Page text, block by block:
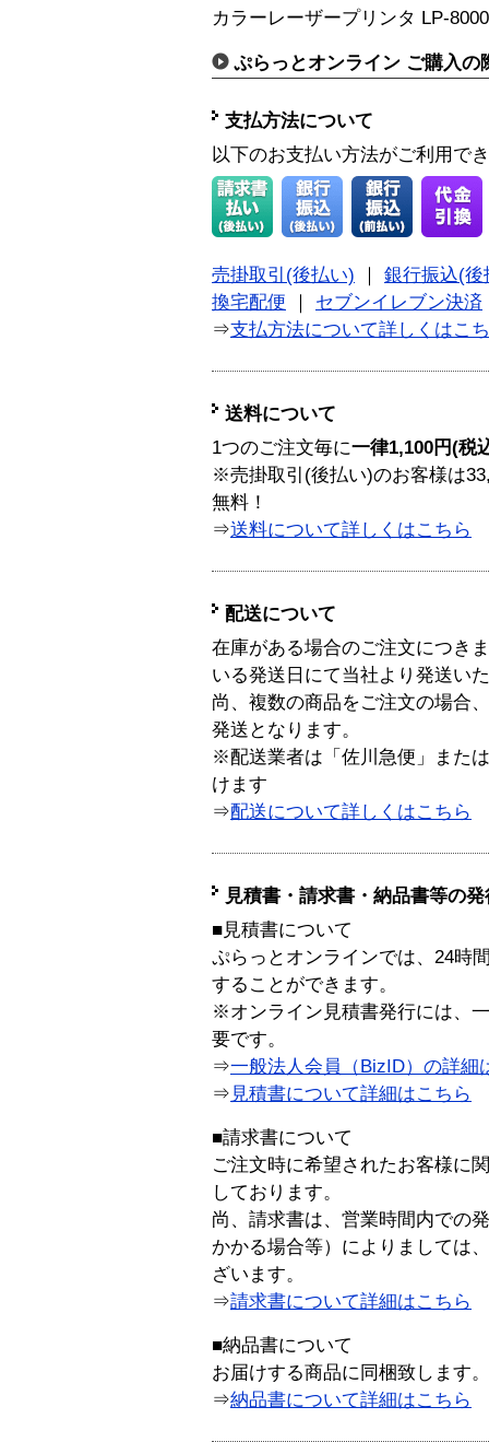
カラーレーザープリンタ LP-
ぷらっとオンライン ご購入の
支払方法について
以下のお支払い方法がご利用で
売掛取引(後払い)
銀行振込(後
換宅配便
セブンイレブン決済
⇒支払方法について詳しくはこ
送料について
1つのご注文毎に一律1,100円(税
※売掛取引(後払い)のお客様は
無料！
⇒送料について詳しくはこちら
配送について
在庫がある場合のご注文につき
いる発送日にて当社より発送い
尚、複数の商品をご注文の場合
発送となります。
※配送業者は「佐川急便」また
けます
⇒配送について詳しくはこちら
見積書・請求書・納品書等の
■見積書について
ぷらっとオンラインでは、24時
することができます。
※オンライン見積書発行には、
要です。
⇒一般法人会員（BizID）の詳細
⇒ 見積書について詳細はこちら
■請求書について
ご注文時に希望されたお客様に
しております。
尚、請求書は、営業時間内での
かかる場合等）によりましては
ざいます。
⇒請求書について詳細はこちら
■納品書について
お届けする商品に同梱致します。
⇒納品書について詳細はこちら